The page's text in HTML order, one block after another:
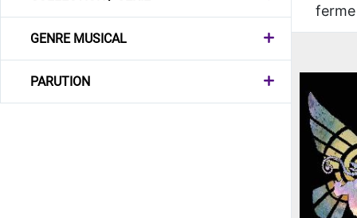
GENRE MUSICAL
PARUTION
ferme